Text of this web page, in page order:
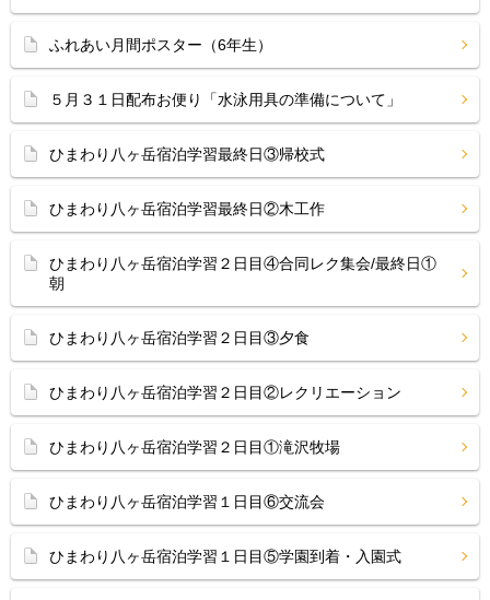
ふれあい月間ポスター（6年生）
５月３１日配布お便り「水泳用具の準備について」
ひまわり八ヶ岳宿泊学習最終日③帰校式
ひまわり八ヶ岳宿泊学習最終日②木工作
ひまわり八ヶ岳宿泊学習２日目④合同レク集会/最終日①
朝
ひまわり八ヶ岳宿泊学習２日目③夕食
ひまわり八ヶ岳宿泊学習２日目②レクリエーション
ひまわり八ヶ岳宿泊学習２日目①滝沢牧場
ひまわり八ヶ岳宿泊学習１日目⑥交流会
ひまわり八ヶ岳宿泊学習１日目⑤学園到着・入園式